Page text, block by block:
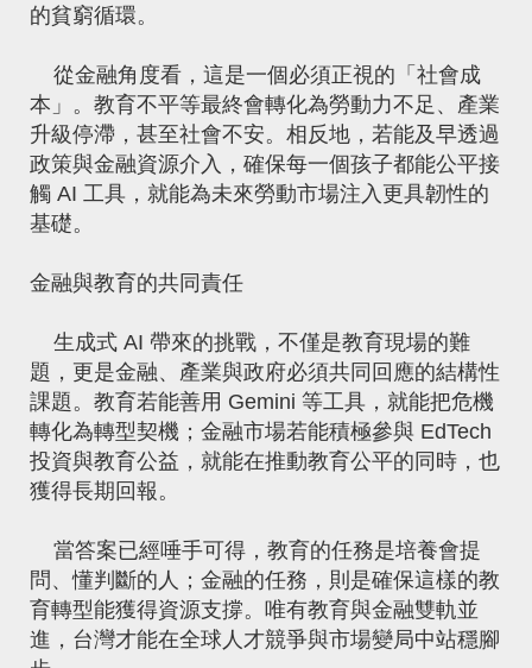
的貧窮循環。
從金融角度看，這是一個必須正視的「社會成
本」。教育不平等最終會轉化為勞動力不足、產業
升級停滯，甚至社會不安。相反地，若能及早透過
政策與金融資源介入，確保每一個孩子都能公平接
觸 AI 工具，就能為未來勞動市場注入更具韌性的
基礎。
金融與教育的共同責任
生成式 AI 帶來的挑戰，不僅是教育現場的難
題，更是金融、產業與政府必須共同回應的結構性
課題。教育若能善用 Gemini 等工具，就能把危機
轉化為轉型契機；金融市場若能積極參與 EdTech
投資與教育公益，就能在推動教育公平的同時，也
獲得長期回報。
當答案已經唾手可得，教育的任務是培養會提
問、懂判斷的人；金融的任務，則是確保這樣的教
育轉型能獲得資源支撐。唯有教育與金融雙軌並
進，台灣才能在全球人才競爭與市場變局中站穩腳